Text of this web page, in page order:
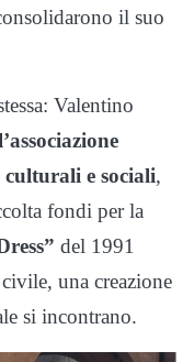
il suo
Valentino
e sociali,
fondi per la
del 1991
una creazione
si incontrano.